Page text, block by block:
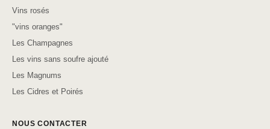
Vins rosés
"vins oranges"
Les Champagnes
Les vins sans soufre ajouté
Les Magnums
Les Cidres et Poirés
NOUS CONTACTER